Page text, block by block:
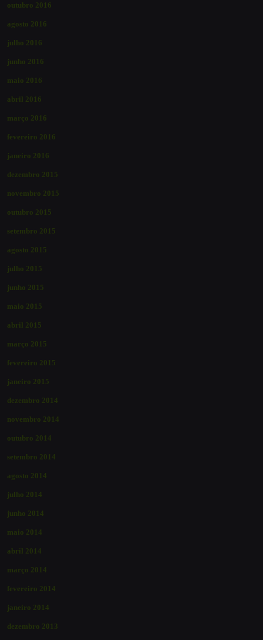
outubro 2016
agosto 2016
julho 2016
junho 2016
maio 2016
abril 2016
março 2016
fevereiro 2016
janeiro 2016
dezembro 2015
novembro 2015
outubro 2015
setembro 2015
agosto 2015
julho 2015
junho 2015
maio 2015
abril 2015
março 2015
fevereiro 2015
janeiro 2015
dezembro 2014
novembro 2014
outubro 2014
setembro 2014
agosto 2014
julho 2014
junho 2014
maio 2014
abril 2014
março 2014
fevereiro 2014
janeiro 2014
dezembro 2013